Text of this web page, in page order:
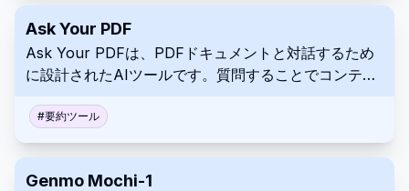
様々な機能を提供しています。
Ask Your PDF
Ask Your PDFは、PDFドキュメントと対話するため
に設計されたAIツールです。質問することでコンテン
これにより、複雑なPDFのナビゲーションと理解がよ
り効率的かつ魅力的になります。
#要約ツール
Genmo Mochi-1